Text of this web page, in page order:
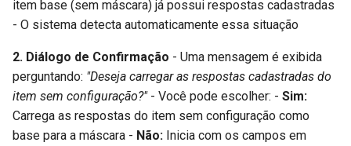
item base (sem máscara) já possui respostas cadastradas
- O sistema detecta automaticamente essa situação
2. Diálogo de Confirmação - Uma mensagem é exibida
perguntando: "Deseja carregar as respostas cadastradas do
item sem configuração?"- Você pode escolher: - Sim:
Carrega as respostas do item sem configuração como
base para a máscara - Não: Inicia com os campos em